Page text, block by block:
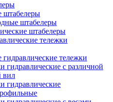
штабелеры
штабелеры
штабелеры
тележки
тележки
гидравлические с различной
вил
гидравлические